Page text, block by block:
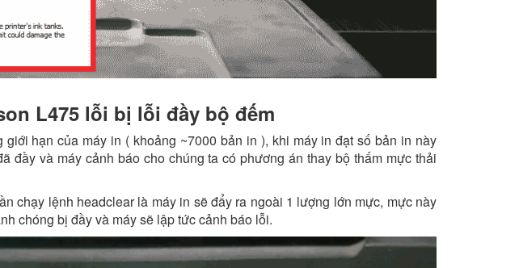
L475 lỗi bị lỗi đầy bộ đếm
hạn của máy in ( khoảng ~7000 bản in ), khi máy in đạt số bản in này
đầy và máy cảnh báo cho chúng ta có phương án thay bộ thấm mực thải
chạy lệnh headclear là máy in sẽ đẩy ra ngoài 1 lượng lớn mực, mực này
chóng bị đầy và máy sẽ lập tức cảnh báo lỗi.